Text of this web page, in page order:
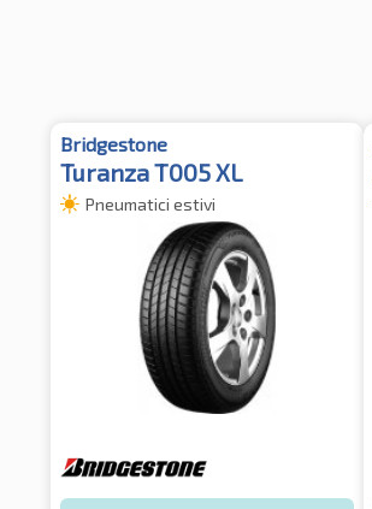
Bridgestone
Turanza T005 XL
Pneumatici estivi